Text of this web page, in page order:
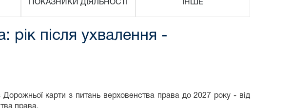
ПОКАЗНИКИ ДІЯЛЬНОСТІ ІНШЕ
рік після ухвалення -
карти з питань верховенства права до 2027 року - від
права.